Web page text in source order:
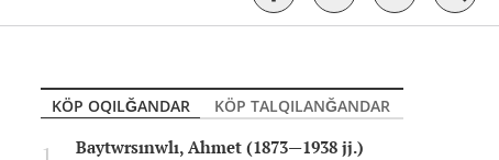
KÖP OQILĞANDAR
KÖP TALQILANĞANDAR
Baytwrsınwlı, Ahmet (1873—1938 jj.)